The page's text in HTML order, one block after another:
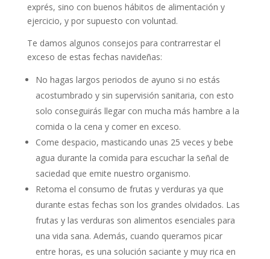
exprés, sino con buenos hábitos de alimentación y
ejercicio, y por supuesto con voluntad.
Te damos algunos consejos para contrarrestar el
exceso de estas fechas navideñas:
No hagas largos periodos de ayuno si no estás
acostumbrado y sin supervisión sanitaria, con esto
solo conseguirás llegar con mucha más hambre a la
comida o la cena y comer en exceso.
Come despacio, masticando unas 25 veces y bebe
agua durante la comida para escuchar la señal de
saciedad que emite nuestro organismo.
Retoma el consumo de frutas y verduras ya que
durante estas fechas son los grandes olvidados. Las
frutas y las verduras son alimentos esenciales para
una vida sana. Además, cuando queramos picar
entre horas, es una solución saciante y muy rica en